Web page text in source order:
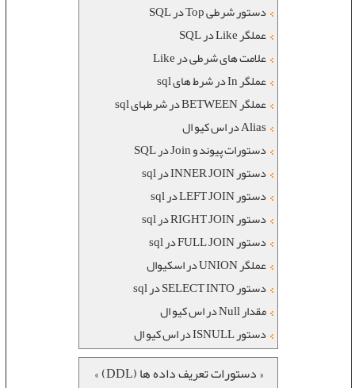
دستور شرطی Top در SQL
عملگر Like در SQL
علامت های شرطی در Like
عملگر In در شرط های sql
عملگر BETWEEN در شرطهای sql
Alias در اس کیو ال
دستورات پیوند و Join در SQL
دستور INNER JOIN در sql
دستور LEFT JOIN در sql
دستور RIGHT JOIN در sql
دستور FULL JOIN در sql
عملگر UNION در اسکیوال
دستور SELECT INTO در sql
مقدار Null در اس کیو ال
دستور ISNULL در اس کیو ال
« دستورات تعریف داده ها (DDL) »